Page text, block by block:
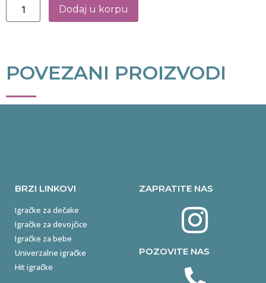
Dodaj u korpu
POVEZANI PROIZVODI
BRZI LINKOVI
Igračke za dečake
Igračke za devojčice
Igračke za bebe
Univerzalne igračke
Hit igračke
ZAPRATITE NAS
POZOVITE NAS